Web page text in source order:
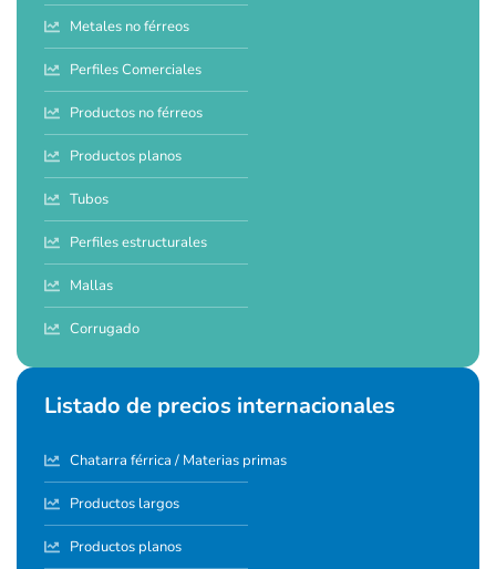
Metales no férreos
Perfiles Comerciales
Productos no férreos
Productos planos
Tubos
Perfiles estructurales
Mallas
Corrugado
Listado de precios internacionales
Chatarra férrica / Materias primas
Productos largos
Productos planos